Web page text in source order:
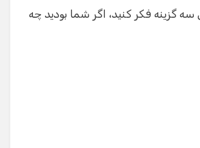
سه گزینه فکر کنید، اگر شما بودید چه